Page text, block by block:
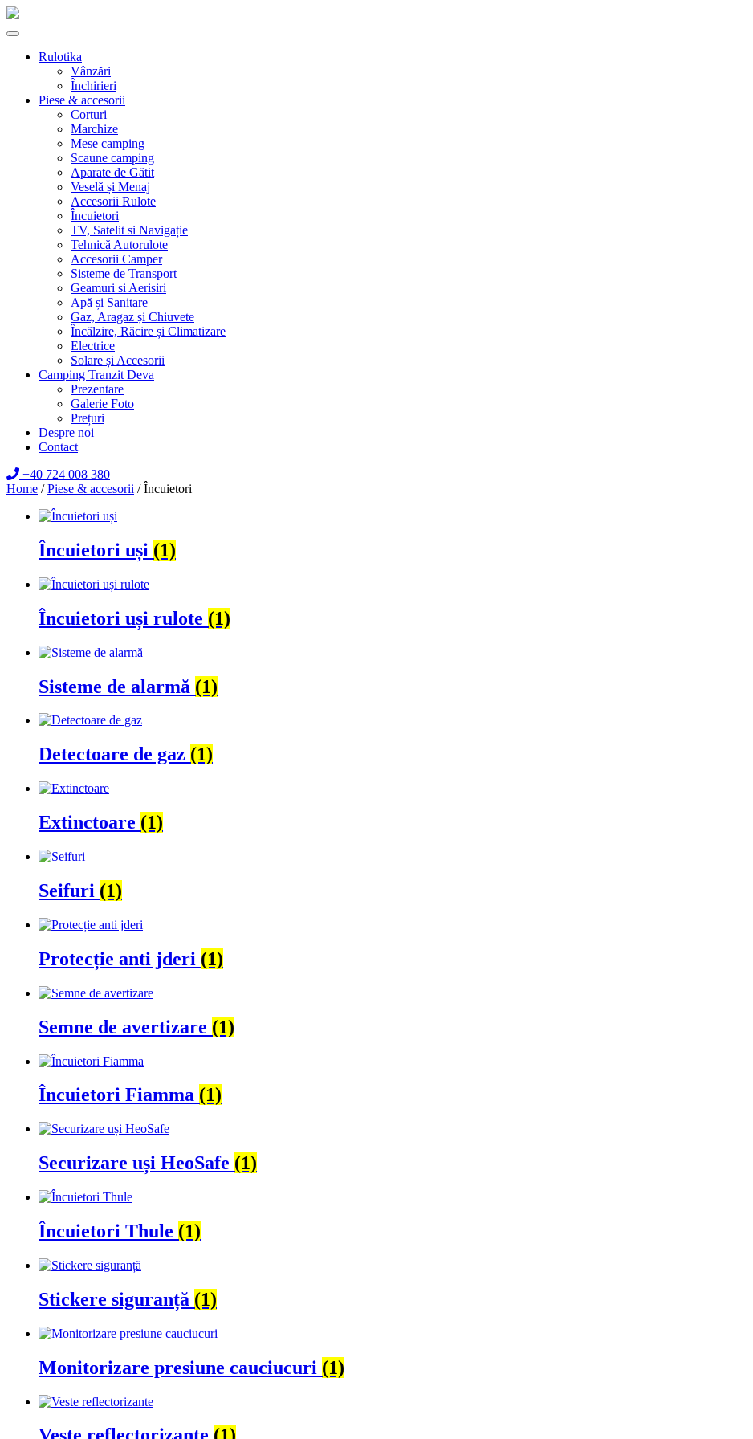
Skip
Rulotika
Vânzări
Închirieri
Piese & accesorii
Corturi
Marchize
Mese camping
Scaune camping
Aparate de Gătit
Veselă și Menaj
Accesorii Rulote
Încuietori
TV, Satelit si Navigație
Tehnică Autorulote
Accesorii Camper
Sisteme de Transport
Geamuri si Aerisiri
Apă și Sanitare
Gaz, Aragaz și Chiuvete
Încălzire, Răcire și Climatizare
Electrice
Solare și Accesorii
Camping Tranzit Deva
Prezentare
Galerie Foto
Prețuri
Despre noi
Contact
+40 724 008 380
Home /Piese & accesorii / Încuietori
Încuietori uși (1)
Încuietori uși rulote (1)
Sisteme de alarmă (1)
Detectoare de gaz (1)
Extinctoare (1)
Seifuri (1)
Protecție anti jderi (1)
Semne de avertizare (1)
Încuietori Fiamma (1)
Securizare uși HeoSafe (1)
Încuietori Thule (1)
Stickere siguranță (1)
Monitorizare presiune cauciucuri (1)